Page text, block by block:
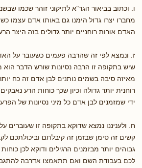
ו. וכתוב בביאור הגר"א לתיקוני זוהר שכמו
מחברו יצרו גדול הימנו גם באותו אדם עצמו
האדם אורות רוחניים יותר גדולים בזה היצר
ז. ונמצא לפי זה שהרבה פעמים כשעובר על
שיש בתקופה זו הרבה נסיונות שורש הדבר הוא
מאיזה סיבה בשמים נותנים לבן אדם זה כח
רוחנית יותר גדולה וכיון שכך כוחות הרע
ידי שמזמנים לבן אדם כל מיני נסיונות של
ח. ולעניננו נמצא שדוקא בתקופה זו שעוברים
קשים זה סימן שבזמן זה קיבלתם וביכולתכם
גבוהים יותר מבזמנים הרגילים ודוקא לכן
לכם בעבודת השם ואם תתאמצו אדרבה להתגבר